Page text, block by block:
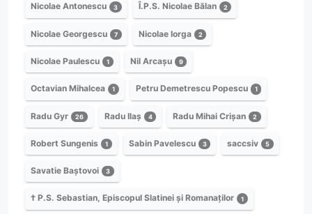
Nicolae Antonescu 3 Î.P.S. Nicolae Bălan 2
Nicolae Georgescu 7 Nicolae Iorga 2
Nicolae Paulescu 1 Nil Arcașu 9
Octavian Mihalcea 1 Petru Demetrescu Popescu 1
Radu Gyr 26 Radu Ilaș 4 Radu Mihai Crișan 2
Robert Sungenis 1 Sabin Pavelescu 3 saccsiv 5
Savatie Baștovoi 3
† P.S. Sebastian, Episcopul Slatinei și Romanaților 1